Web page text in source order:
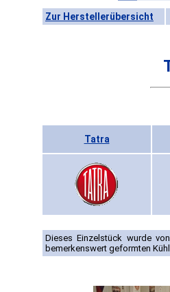
Zur Herstellerübersicht
Tatra
Dieses Einzelstück wurde
bemerkenswert geformten